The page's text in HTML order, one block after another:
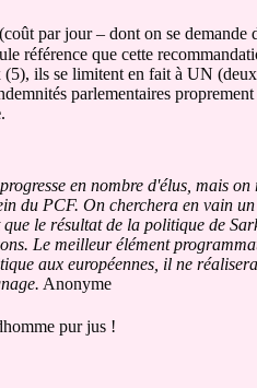
par jour – dont on se demande
référence que cette
(5), ils se limitent en fait à UN
parlementaires
.
en nombre d'élus, mais on
du PCF. On cherchera en vain
le résultat de la politique de
Le meilleur élément
aux européennes, il ne
Anonyme
pur jus !